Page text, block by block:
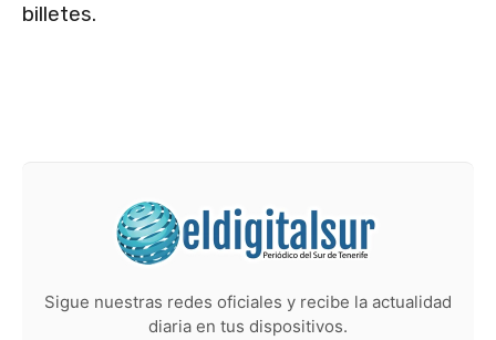
billetes.
Sigue nuestras redes oficiales y recibe la actualidad
diaria en tus dispositivos.